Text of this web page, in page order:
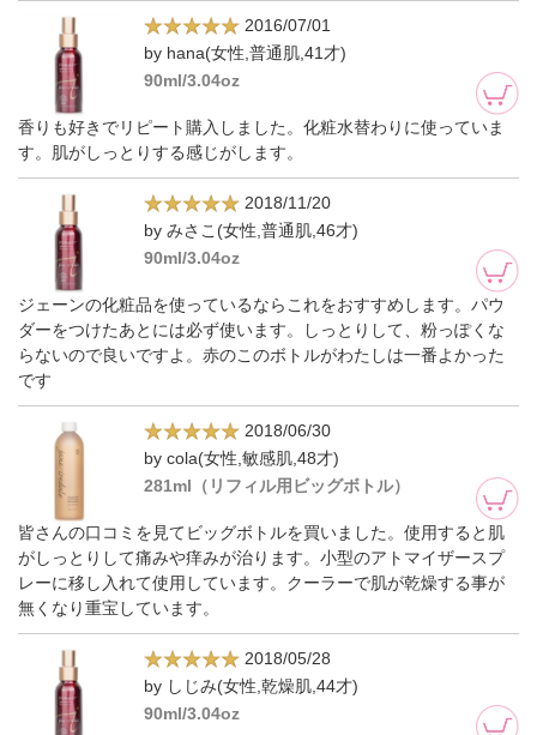
2016/07/01
by hana(女性,普通肌,41才)
90ml/3.04oz
香りも好きでリピート購入しました。化粧水替わりに使っていま
す。肌がしっとりする感じがします。
2018/11/20
by みさこ(女性,普通肌,46才)
90ml/3.04oz
ジェーンの化粧品を使っているならこれをおすすめします。パウ
ダーをつけたあとには必ず使います。しっとりして、粉っぽくな
らないので良いですよ。赤のこのボトルがわたしは一番よかった
です
2018/06/30
by cola(女性,敏感肌,48才)
281ml（リフィル用ビッグボトル）
皆さんの口コミを見てビッグボトルを買いました。使用すると肌
がしっとりして痛みや痒みが治ります。小型のアトマイザースプ
レーに移し入れて使用しています。クーラーで肌が乾燥する事が
無くなり重宝しています。
2018/05/28
by しじみ(女性,乾燥肌,44才)
90ml/3.04oz